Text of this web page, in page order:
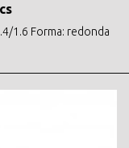
1.6 Forma: redonda